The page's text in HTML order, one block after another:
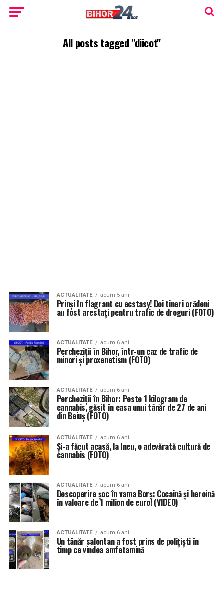
All posts tagged "diicot"
ACTUALITATE acum 5 ani
Prinși în flagrant cu ecstasy! Doi tineri orădeni
au fost arestați pentru trafic de droguri (FOTO)
ACTUALITATE acum 6 ani
Percheziții în Bihor, într-un caz de trafic de
minori și proxenetism (FOTO)
ACTUALITATE acum 6 ani
Percheziții în Bihor: Peste 1 kilogram de
cannabis, găsit în casa unui tânăr de 27 de ani
din Beiuș (FOTO)
ACTUALITATE acum 6 ani
Și-a făcut acasă, la Ineu, o adevărată cultură de
cannabis (FOTO)
ACTUALITATE acum 6 ani
Descoperire șoc în vama Borș: Cocaină și heroină
în valoare de 1 milion de euro! (VIDEO)
ACTUALITATE acum 6 ani
Un tânăr salontan a fost prins de polițiști în
timp ce vindea amfetamină